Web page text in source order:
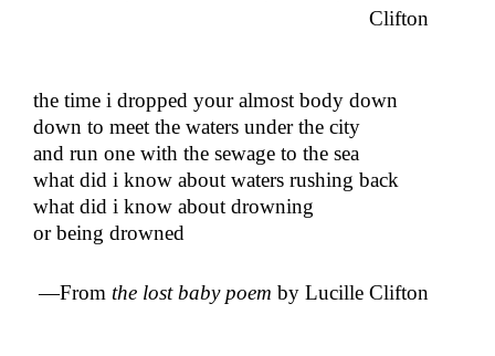
Clifton
the time i dropped your almost body down
down to meet the waters under the city
and run one with the sewage to the sea
what did i know about waters rushing back
what did i know about drowning
or being drowned
—From the lost baby poem by Lucille Clifton